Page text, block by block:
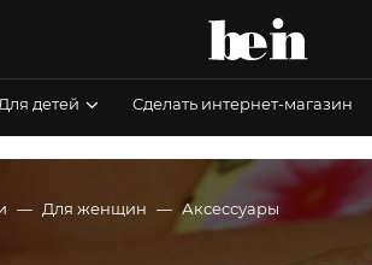
Для детей Сделать интернет-магазин
Для женщин Аксессуары